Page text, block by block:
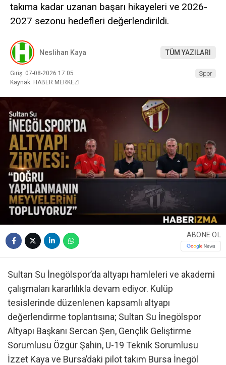
takıma kadar uzanan başarı hikayeleri ve 2026-
2027 sezonu hedefleri değerlendirildi.
Neslihan Kaya TÜM YAZILARI
Giriş: 07-08-2026 17:05
Kaynak: HABER MERKEZI
Spor
ABONE OL
Sultan Su İnegölspor’da altyapı hamleleri ve akademi
çalışmaları kararlılıkla devam ediyor. Kulüp
tesislerinde düzenlenen kapsamlı altyapı
değerlendirme toplantısına; Sultan Su İnegölspor
Altyapı Başkanı Sercan Şen, Gençlik Geliştirme
Sorumlusu Özgür Şahin, U-19 Teknik Sorumlusu
İzzet Kaya ve Bursa’daki pilot takım Bursa İnegöl